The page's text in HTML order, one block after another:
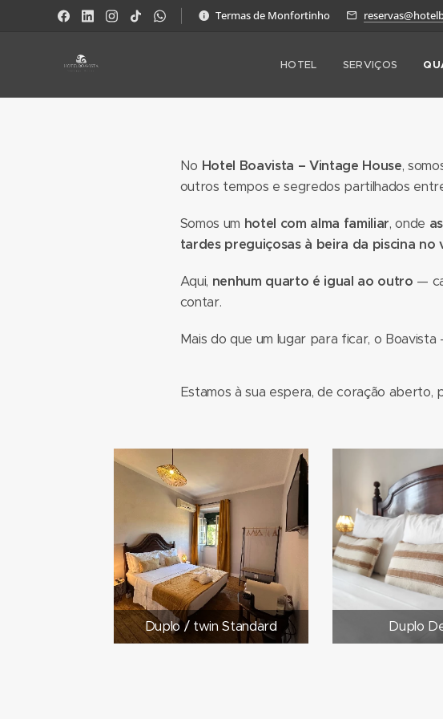
Termas de Monfortinho
HOTEL SERVIÇOS
No Hotel Boavista – Vintage House,
outros tempos e segredos partilhados
Somos um hotel com alma familiar, onde
tardes preguiçosas à beira da piscina no
Aqui, nenhum quarto é igual ao outro —
contar.
Mais do que um lugar para ficar, o Boavista
Estamos à sua espera, de coração aberto,
Duplo / twin Standard Duplo